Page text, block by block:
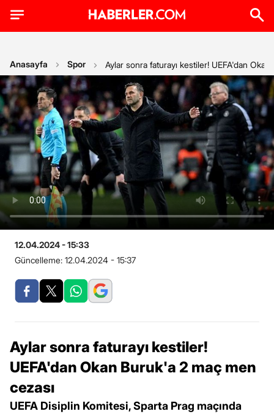
Anasayfa Spor Aylar sonra faturayı kestiler! UEFA'dan
12.04.2024 - 15:33
Güncelleme: 12.04.2024 - 15:37
Aylar sonra faturayı kestiler!
UEFA'dan Okan Buruk'a 2 maç men
cezası
UEFA Disiplin Komitesi, Sparta Prag maçında